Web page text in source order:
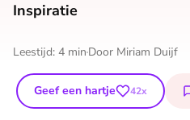
Inspiratie
Leestijd: 4 min Door Miriam Duijf
Geef een hartje 42x